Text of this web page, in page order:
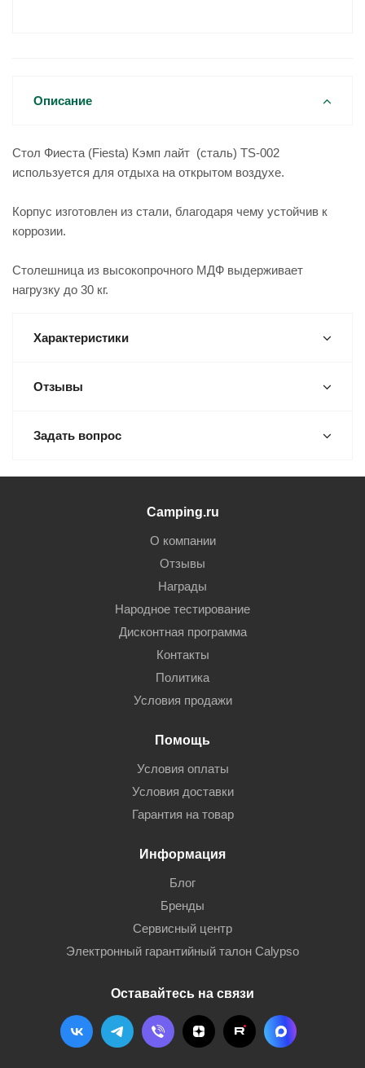
Описание
Стол Фиеста (Fiesta) Кэмп лайт (сталь) TS-002
используется для отдыха на открытом воздухе.
Корпус изготовлен из стали, благодаря чему устойчив к
коррозии.
Столешница из высокопрочного МДФ выдерживает
нагрузку до 30 кг.
Характеристики
Отзывы
Задать вопрос
Camping.ru
О компании
Отзывы
Награды
Народное тестирование
Дисконтная программа
Контакты
Политика
Условия продажи
Помощь
Условия оплаты
Условия доставки
Гарантия на товар
Информация
Блог
Бренды
Сервисный центр
Электронный гарантийный талон Calypso
Оставайтесь на связи